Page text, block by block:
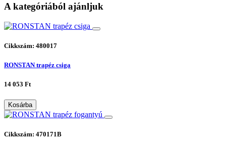
A kategóriából ajánljuk
Cikkszám: 480017
RONSTAN trapéz csiga
14 053 Ft
Kosárba
Cikkszám: 470171B